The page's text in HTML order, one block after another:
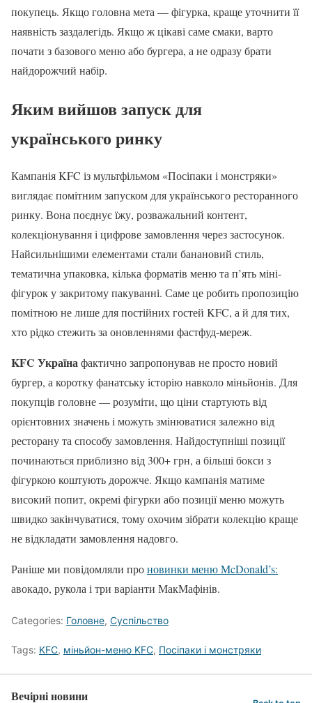
покупець. Якщо головна мета — фігурка, краще уточнити її
наявність заздалегідь. Якщо ж цікаві саме смаки, варто
почати з базового меню або бургера, а не одразу брати
найдорожчий набір.
Яким вийшов запуск для
українського ринку
Кампанія KFC із мультфільмом «Посіпаки і монстряки»
виглядає помітним запуском для українського ресторанного
ринку. Вона поєднує їжу, розважальний контент,
колекціонування і цифрове замовлення через застосунок.
Найсильнішими елементами стали банановий стиль,
тематична упаковка, кілька форматів меню та п’ять міні-
фігурок у закритому пакуванні. Саме це робить пропозицію
помітною не лише для постійних гостей KFC, а й для тих,
хто рідко стежить за оновленнями фастфуд-мереж.
KFC Українафактично запропонував не просто новий
бургер, а коротку фанатську історію навколо міньйонів. Для
покупців головне — розуміти, що ціни стартують від
орієнтовних значень і можуть змінюватися залежно від
ресторану та способу замовлення. Найдоступніші позиції
починаються приблизно від 300+ грн, а більші бокси з
фігуркою коштують дорожче. Якщо кампанія матиме
високий попит, окремі фігурки або позиції меню можуть
швидко закінчуватися, тому охочим зібрати колекцію краще
не відкладати замовлення надовго.
Раніше ми повідомляли проновинки меню McDonald’s:
авокадо, рукола і три варіанти МакМафінів.
Categories: Головне, Суспільство
Tags: KFC, міньйон-меню KFC, Посіпаки і монстряки
Вечірні новини